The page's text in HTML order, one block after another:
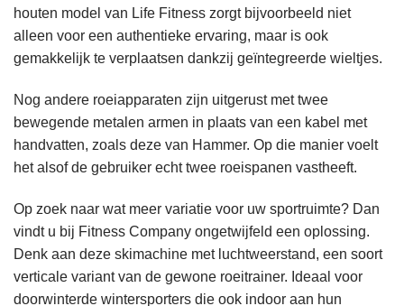
houten model van Life Fitness zorgt bijvoorbeeld niet
alleen voor een authentieke ervaring, maar is ook
gemakkelijk te verplaatsen dankzij geïntegreerde wieltjes.
Nog andere roeiapparaten zijn uitgerust met twee
bewegende metalen armen in plaats van een kabel met
handvatten, zoals deze van Hammer. Op die manier voelt
het alsof de gebruiker echt twee roeispanen vastheeft.
Op zoek naar wat meer variatie voor uw sportruimte? Dan
vindt u bij Fitness Company ongetwijfeld een oplossing.
Denk aan deze skimachine met luchtweerstand, een soort
verticale variant van de gewone roeitrainer. Ideaal voor
doorwinterde wintersporters die ook indoor aan hun